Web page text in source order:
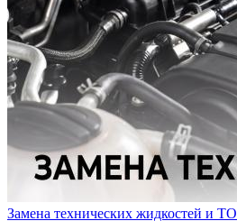
Замена технических жидкостей и ТО